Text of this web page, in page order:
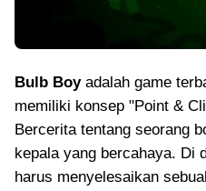
Bulb Boyadalah game
memiliki konsep "Point &
Bercerita tentang seorang
kepala yang bercahaya. Di
harus menyelesaikan